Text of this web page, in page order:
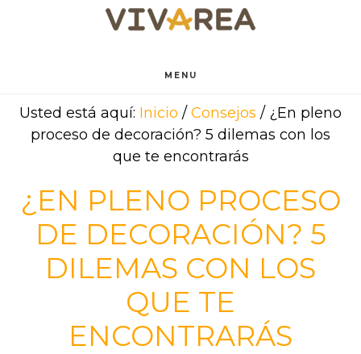
MENU
Usted está aquí: Inicio / Consejos / ¿En pleno
proceso de decoración? 5 dilemas con los
que te encontrarás
¿EN PLENO PROCESO
DE DECORACIÓN? 5
DILEMAS CON LOS
QUE TE
ENCONTRARÁS